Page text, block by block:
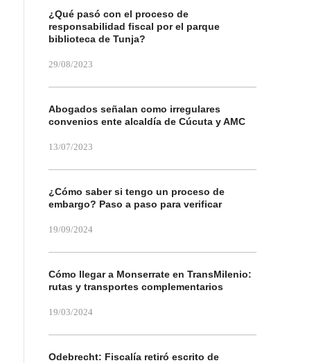
¿Qué pasó con el proceso de
responsabilidad fiscal por el parque
biblioteca de Tunja?
29/08/2023
Abogados señalan como irregulares
convenios ente alcaldía de Cúcuta y AMC
13/07/2023
¿Cómo saber si tengo un proceso de
embargo? Paso a paso para verificar
19/09/2024
Cómo llegar a Monserrate en TransMilenio:
rutas y transportes complementarios
19/03/2024
Odebrecht: Fiscalía retiró escrito de